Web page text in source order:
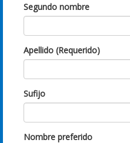
Segundo nombre
Apellido (Requerido)
Sufijo
Nombre preferido